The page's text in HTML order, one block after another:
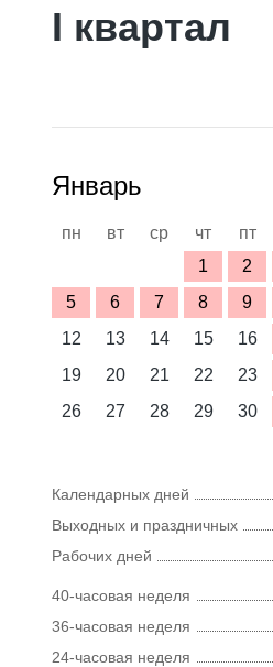
I квартал
Январь
пн вт ср чт пт
1
2
5
6 7 8 9
12
13 14 15 16
19
20 21 22 23
26
27 28 29 30
Календарных дней
Выходных и праздничных
Рабочих дней
40-часовая неделя
36-часовая неделя
24-часовая неделя